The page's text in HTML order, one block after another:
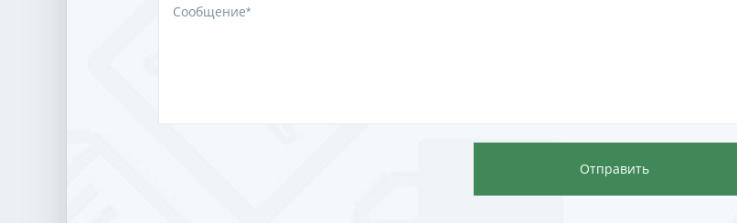
Отправить